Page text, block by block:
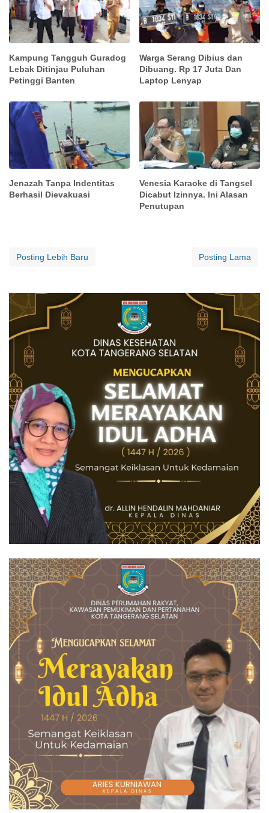
Kampung Tangguh Guradog
Lebak Ditinjau Puluhan
Petinggi Banten
Warga Serang Dibius dan
Dibuang. Rp 17 Juta Dan
Laptop Lenyap
Jenazah Tanpa Indentitas
Berhasil Dievakuasi
Venesia Karaoke di Tangsel
Dicabut Izinnya. Ini Alasan
Penutupan
Posting Lebih Baru Posting Lama